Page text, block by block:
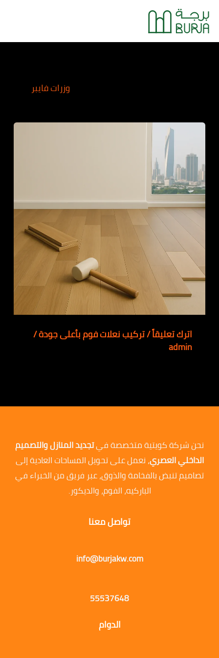
تخطي
إلى
المحتوى
وزرات فايبر
اترك تعليقاً/تركيب نعلات فوم بأعلى جودة/
admin
نحن شركة كويتية متخصصة فيتجديد المنازل والتصميم
الداخلي العصري، نعمل على تحويل المساحات العادية إلى
تصاميم تنبض بالفخامة والذوق، عبر فريق من الخبراء في
الباركيه، الفوم، والديكور.
تواصل معنا
info@burjakw.com
55537648
الدوام